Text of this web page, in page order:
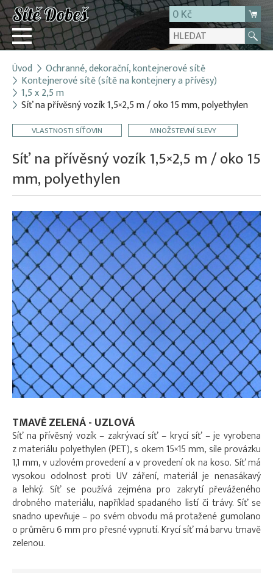
0 Kč
Přihlásit
Registrace
O firmě
Kontakt
Úvod Ochranné, dekorační, kontejnerové sítě
Kontejnerové sítě (sítě na kontejnery a přívěsy)
1,5 x 2,5 m
Síť na přívěsný vozík 1,5×2,5 m / oko 15 mm, polyethylen
VLASTNOSTI SÍŤOVIN MNOŽSTEVNÍ SLEVY
Síť na přívěsný vozík 1,5×2,5 m / oko 15
mm, polyethylen
TMAVĚ ZELENÁ - UZLOVÁ
Síť na přívěsný vozík – zakrývací síť – krycí síť – je vyrobena
z materiálu polyethylen (PET), s okem 15×15 mm, síle provázku
1,1 mm, v uzlovém provedení a v provedení ok na koso. Síť má
vysokou odolnost proti UV záření, materiál je nenasákavý
a lehký. Síť se používá zejména pro zakrytí převáženého
drobného materiálu, například spadaného listí či trávy. Síť se
snadno upevňuje – po svém obvodu má protažené gumolano
o průměru 6 mm pro přesné vypnutí. Krycí síť má barvu tmavě
zelenou.